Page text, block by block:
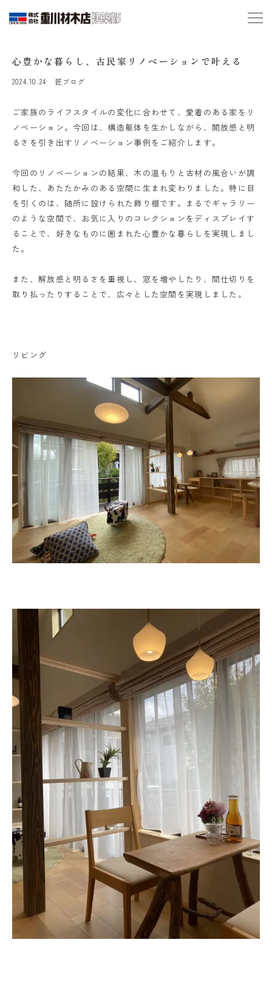
心豊かな暮らし、古民家リノベーションで叶える
2024.10.24 匠ブログ
ご家族のライフスタイルの変化に合わせて、愛着のある家をリ
ノベーション。今回は、構造躯体を生かしながら、開放感と明
るさを引き出すリノベーション事例をご紹介します。
今回のリノベーションの結果、木の温もりと古材の風合いが調
和した、あたたかみのある空間に生まれ変わりました。特に目
を引くのは、随所に設けられた飾り棚です。まるでギャラリー
のような空間で、お気に入りのコレクションをディスプレイす
ることで、好きなものに囲まれた心豊かな暮らしを実現しまし
た。
また、解放感と明るさを重視し、窓を増やしたり、間仕切りを
取り払ったりすることで、広々とした空間を実現しました。
リビング